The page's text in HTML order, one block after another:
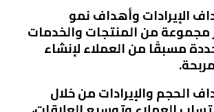
الإيرادات وأهداف نمو
مجموعة من المنتجات والخدمات
مسبقًا من العملاء لإنشاء
الحجم والإيرادات من خلال